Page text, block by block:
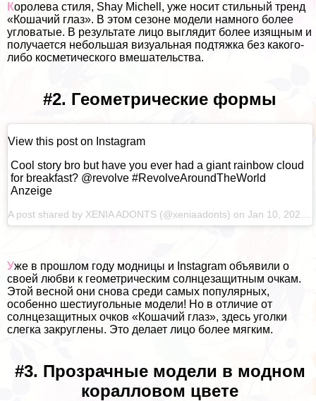
Королева стиля, Shay Michell, уже носит стильный тренд
«Кошачий глаз». В этом сезоне модели намного более
угловатые. В результате лицо выглядит более изящным и
получается небольшая визуальная подтяжка без какого-
либо косметического вмешательства.
#2. Геометрические формы
View this post on Instagram
Cool story bro but have you ever had a giant rainbow cloud
for breakfast? @revolve #RevolveAroundTheWorld
Anzeige
A post shared by XENIA ADONTS (@xeniaadonts) on Jan 10, 2022 at 1:55am PST
Уже в прошлом году модницы и Instagram объявили о
своей любви к геометрическим солнцезащитным очкам.
Этой весной они снова среди самых популярных,
особенно шестиугольные модели! Но в отличие от
солнцезащитных очков «Кошачий глаз», здесь уголки
слегка закруглены. Это делает лицо более мягким.
#3. Прозрачные модели в модном
коралловом цвете